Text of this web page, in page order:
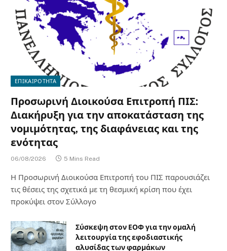
ΕΠΙΚΑΙΡΟΤΗΤΑ
Προσωρινή Διοικούσα Επιτροπή ΠΙΣ:
Διακήρυξη για την αποκατάσταση της
νομιμότητας, της διαφάνειας και της
ενότητας
06/08/2026 5 Mins Read
Η Προσωρινή Διοικούσα Επιτροπή του ΠΙΣ παρουσιάζει
τις θέσεις της σχετικά με τη θεσμική κρίση που έχει
προκύψει στον Σύλλογο
Σύσκεψη στον ΕΟΦ για την ομαλή
λειτουργία της εφοδιαστικής
αλυσίδας των φαρμάκων